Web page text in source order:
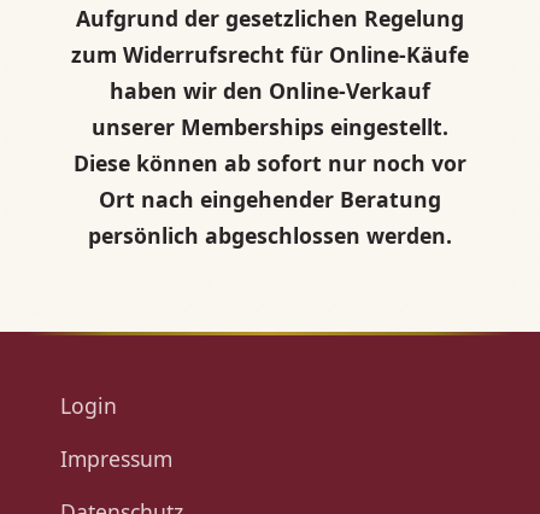
Aufgrund der gesetzlichen Regelung
zum Widerrufsrecht für Online-Käufe
haben wir den Online-Verkauf
unserer Memberships eingestellt.
Diese können ab sofort nur noch vor
Ort nach eingehender Beratung
persönlich abgeschlossen werden.
Login
Impressum